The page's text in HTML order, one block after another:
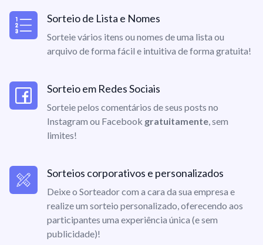
Sorteio de Lista e Nomes
Sorteie vários itens ou nomes de uma lista ou
arquivo de forma fácil e intuitiva de forma gratuita!
Sorteio em Redes Sociais
Sorteie pelos comentários de seus posts no
Instagram ou Facebook gratuitamente, sem
limites!
Sorteios corporativos e personalizados
Deixe o Sorteador com a cara da sua empresa e
realize um sorteio personalizado, oferecendo aos
participantes uma experiência única (e sem
publicidade)!